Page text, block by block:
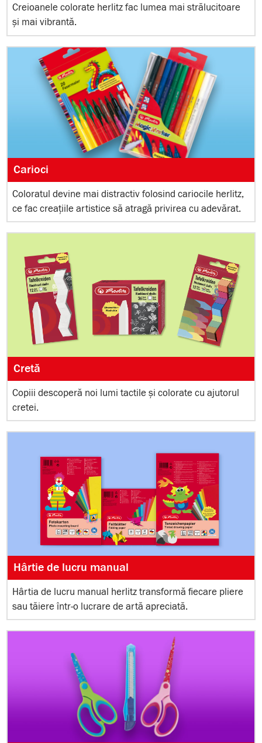
Creioanele colorate herlitz fac lumea mai strălucitoare
și mai vibrantă.
Carioci
Coloratul devine mai distractiv folosind cariocile herlitz,
ce fac creațiile artistice să atragă privirea cu adevărat.
Cretă
Copiii descoperă noi lumi tactile și colorate cu ajutorul
cretei.
Hârtie de lucru manual
Hârtia de lucru manual herlitz transformă fiecare pliere
sau tăiere într-o lucrare de artă apreciată.